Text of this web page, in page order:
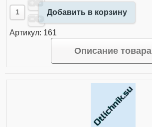
Добавить в корзину
Артикул: 161
Описание товара